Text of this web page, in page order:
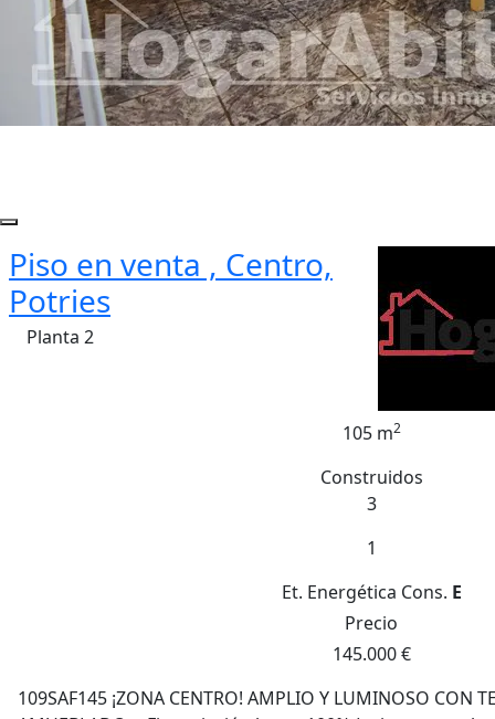
Piso en venta , Centro,
Potries
Planta 2
105 m2
Construidos
3
1
Et. Energética Cons. E
Precio
145.000 €
109SAF145 ¡ZONA CENTRO! AMPLIO Y LUMINOSO CON